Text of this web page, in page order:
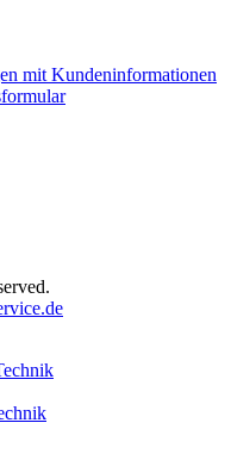
mit Kundeninformationen